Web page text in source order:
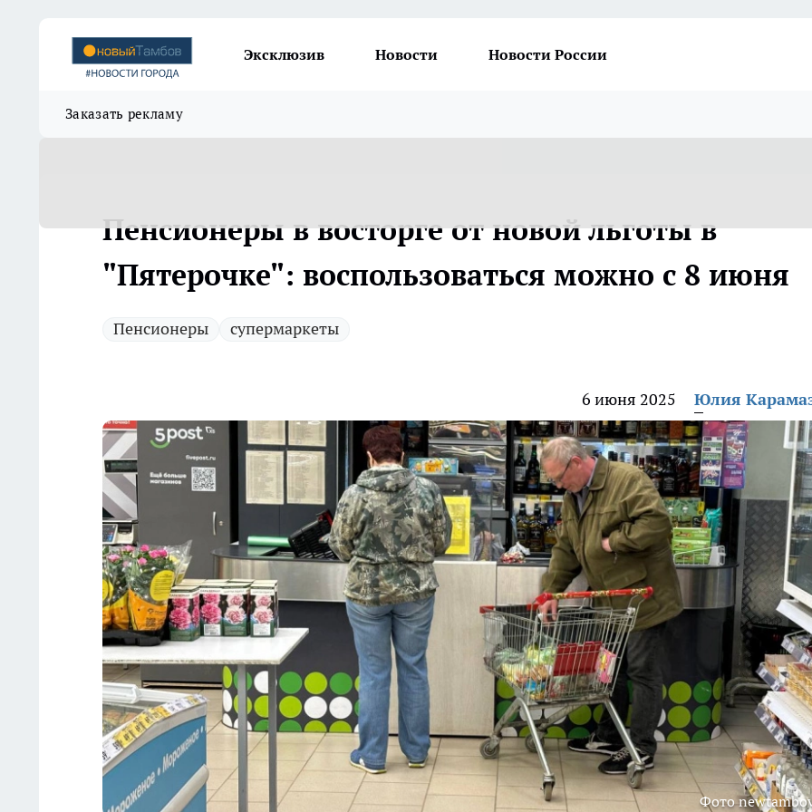
Эксклюзив Новости Новости России
Заказать рекламу
Пенсионеры в восторге от новой льготы в
"Пятерочке": воспользоваться можно с 8 июня
Пенсионеры супермаркеты
6 июня 2025 Юлия
Фото